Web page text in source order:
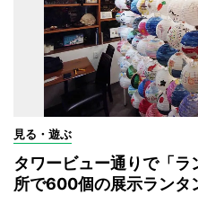
見る・遊ぶ
タワービュー通りで「
所で600個の展示ランタ